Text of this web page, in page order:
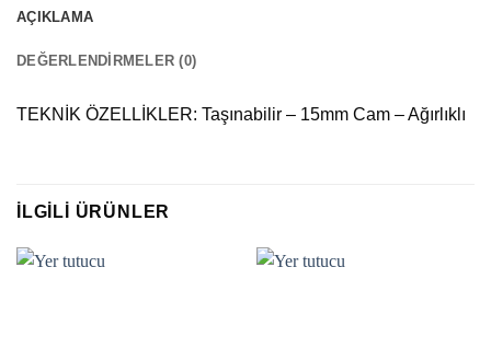
AÇIKLAMA
DEĞERLENDIRMELER (0)
TEKNİK ÖZELLİKLER: Taşınabilir – 15mm Cam – Ağırlıklı
İLGILI ÜRÜNLER